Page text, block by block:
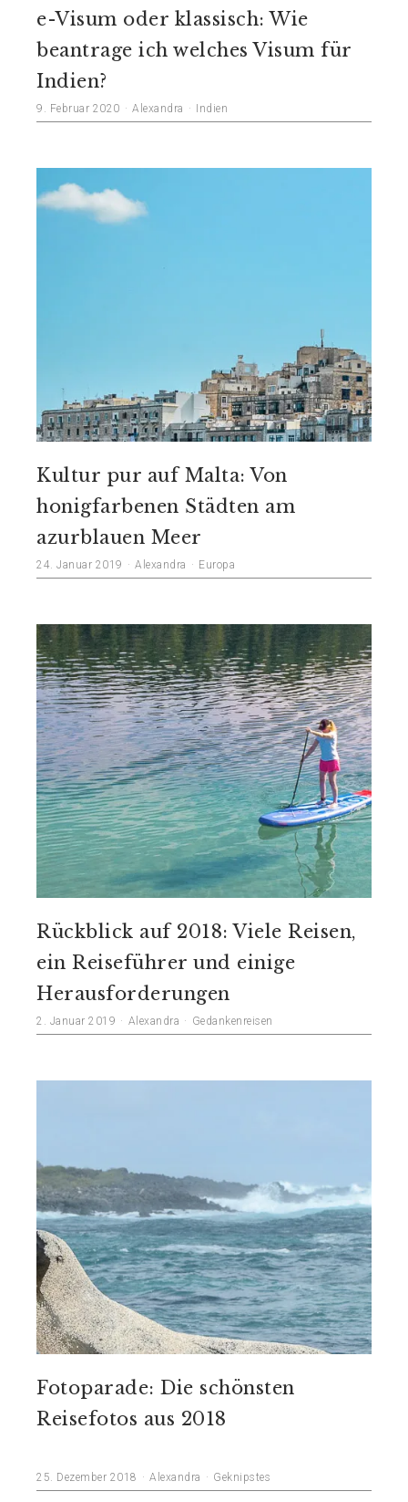
e-Visum oder klassisch: Wie
beantrage ich welches Visum für
Indien?
9. Februar 2020 Alexandra Indien
Kultur pur auf Malta: Von
honigfarbenen Städten am
azurblauen Meer
24. Januar 2019 Alexandra Europa
Rückblick auf 2018: Viele Reisen,
ein Reiseführer und einige
Herausforderungen
2. Januar 2019 Alexandra Gedankenreisen
Fotoparade: Die schönsten
Reisefotos aus 2018
25. Dezember 2018 Alexandra Geknipstes